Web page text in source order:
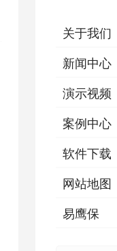
关于我们
新闻中心
演示视频
案例中心
软件下载
网站地图
易鹰保